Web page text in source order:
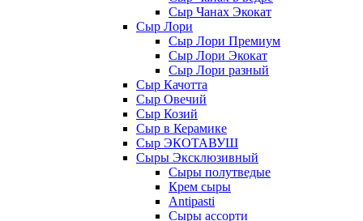
Сыр Чанах Экокат
Сыр Лори
Сыр Лори Премиум
Сыр Лори Экокат
Сыр Лори разный
Сыр Качотта
Сыр Овечий
Сыр Козий
Сыр в Керамике
Сыр ЭКОТАВУШ
Сыры Эксклюзивный
Сыры полутведые
Крем сыры
Antipasti
Сыры ассорти